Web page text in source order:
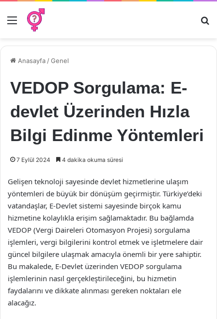
Menü
Anasayfa /Genel
VEDOP Sorgulama: E-
devlet Üzerinden Hızla
Bilgi Edinme Yöntemleri
7 Eylül 2024 4 dakika okuma süresi
Gelişen teknoloji sayesinde devlet hizmetlerine ulaşım
yöntemleri de büyük bir dönüşüm geçirmiştir. Türkiye’deki
vatandaşlar, E-Devlet sistemi sayesinde birçok kamu
hizmetine kolaylıkla erişim sağlamaktadır. Bu bağlamda
VEDOP (Vergi Daireleri Otomasyon Projesi) sorgulama
işlemleri, vergi bilgilerini kontrol etmek ve işletmelere dair
güncel bilgilere ulaşmak amacıyla önemli bir yere sahiptir.
Bu makalede, E-Devlet üzerinden VEDOP sorgulama
işlemlerinin nasıl gerçekleştirileceğini, bu hizmetin
faydalarını ve dikkate alınması gereken noktaları ele
alacağız.